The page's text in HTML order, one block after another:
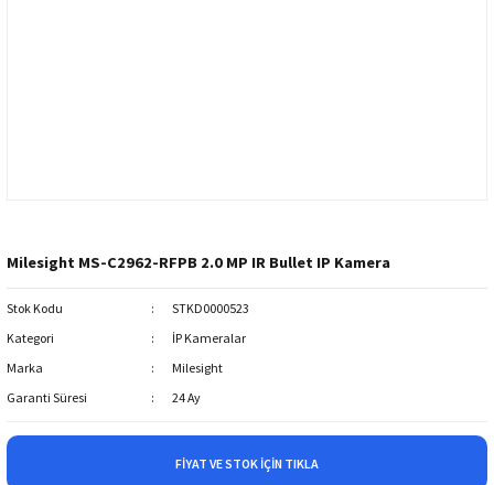
Milesight MS-C2962-RFPB 2.0 MP IR Bullet IP Kamera
Stok Kodu
STKD0000523
Kategori
İP Kameralar
Marka
Milesight
Garanti Süresi
24 Ay
FIYAT VE STOK İÇIN TIKLA